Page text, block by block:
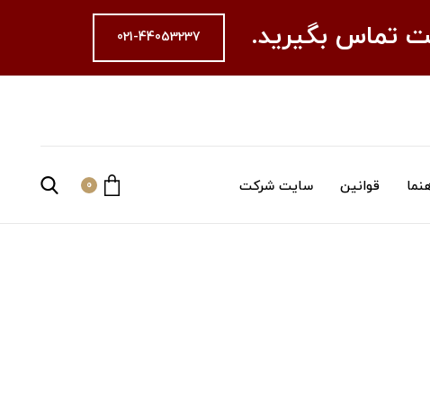
تماس بگیرید. 021-44053237
قوانین سایت شرکت 0